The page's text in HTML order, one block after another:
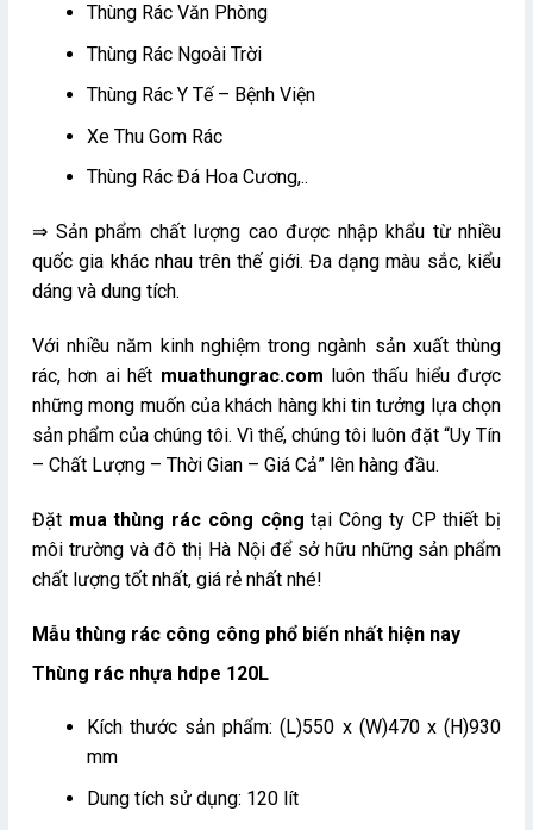
Thùng Rác Văn Phòng
Thùng Rác Ngoài Trời
Thùng Rác Y Tế – Bệnh Viện
Xe Thu Gom Rác
Thùng Rác Đá Hoa Cương,..
⇒ Sản phẩm chất lượng cao được nhập khẩu từ nhiều
quốc gia khác nhau trên thế giới. Đa dạng màu sắc, kiểu
dáng và dung tích.
Với nhiều năm kinh nghiệm trong ngành sản xuất thùng
rác, hơn ai hết muathungrac.com luôn thấu hiểu được
những mong muốn của khách hàng khi tin tưởng lựa chọn
sản phẩm của chúng tôi. Vì thế, chúng tôi luôn đặt “Uy Tín
– Chất Lượng – Thời Gian – Giá Cả” lên hàng đầu.
Đặt mua thùng rác công cộng tại Công ty CP thiết bị
môi trường và đô thị Hà Nội để sở hữu những sản phẩm
chất lượng tốt nhất, giá rẻ nhất nhé!
Mẫu thùng rác công công phổ biến nhất hiện nay
Thùng rác nhựa hdpe 120L
Kích thước sản phẩm: (L)550 x (W)470 x (H)930
mm
Dung tích sử dụng: 120 lít